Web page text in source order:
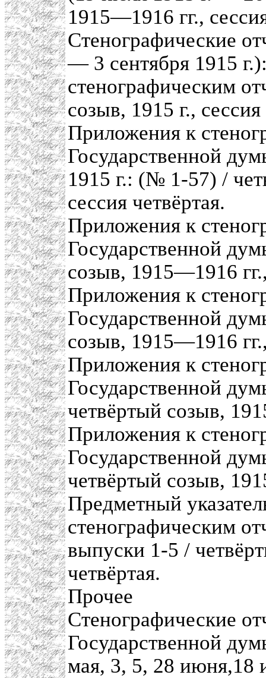
1915—1916 гг.,
Стенографические
— 3 сентября 1915
стенографическим
созыв, 1915 г., сессия
Приложения к
Государственной
1915 г.: (№ 1-57) /
сессия четвёртая.
Приложения к
Государственной
созыв, 1915—1916
Приложения к
Государственной
созыв, 1915—1916
Приложения к
Государственной
четвёртый созыв,
Приложения к
Государственной
четвёртый созыв,
Предметный
стенографическим
выпуски 1-5 /
четвёртая.
Прочее
Стенографические
Государственной
мая, 3, 5, 28 июня,18